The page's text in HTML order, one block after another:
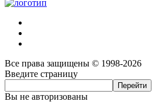
Все права защищены © 1998-2026
Введите страницу
Вы не авторизованы